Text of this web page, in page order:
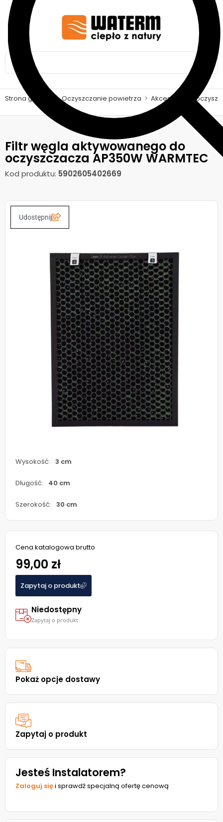
Strona główna > Oczyszczanie powietrza > Akcesoria do
Filtr węgla aktywowanego do
oczyszczacza AP350W WARMTEC
Kod produktu: 5902605402669
Udostępnij
Wysokość: 3 cm
Długość: 40 cm
Szerokość: 30 cm
Cena katalogowa brutto
99,00 zł
Zapytaj o produkt
Niedostępny
Zapytaj o produkt
Pokaż opcje dostawy
Zapytaj o produkt
Jesteś Instalatorem?
Zaloguj sięi sprawdź specjalną ofertę cenową